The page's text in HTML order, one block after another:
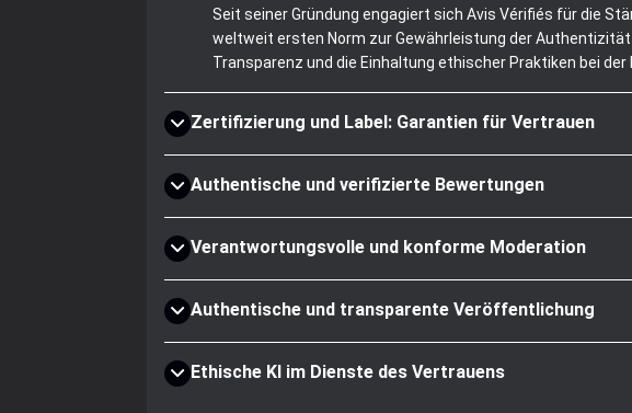
Seit seiner Gründung engagiert sich Avis Vérifiés für die
weltweit ersten Norm zur Gewährleistung der
Transparenz und die Einhaltung ethischer Praktiken bei
Zertifizierung und Label: Garantien für Vertrauen
Authentische und verifizierte Bewertungen
Verantwortungsvolle und konforme Moderation
Authentische und transparente Veröffentlichung
Ethische KI im Dienste des Vertrauens